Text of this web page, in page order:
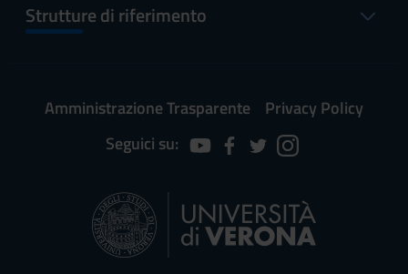
Strutture di riferimento
Amministrazione Trasparente
Privacy Policy
Seguici su: